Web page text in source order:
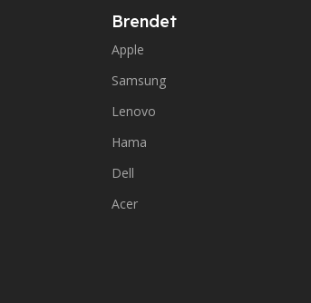
Brendet
Apple
Samsung
Lenovo
Hama
Dell
Acer